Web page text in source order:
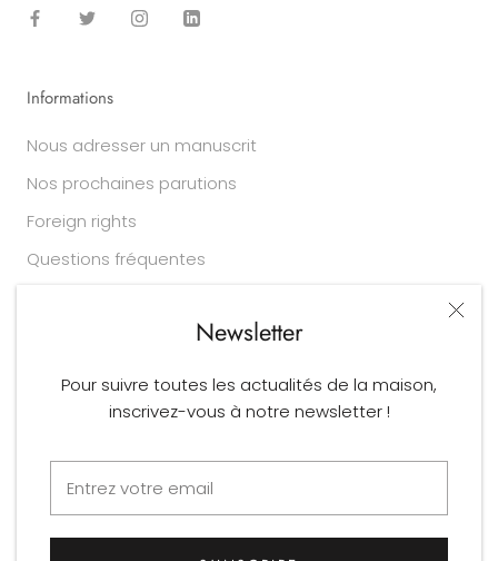
Newsletter
Pour suivre toutes les actualités de la maison,
inscrivez-vous à notre newsletter !
Informations
Nous adresser un manuscrit
Nos prochaines parutions
Foreign rights
Questions fréquentes
Conditions générales de vente
Mentions légales
Déclaration relative aux cookies